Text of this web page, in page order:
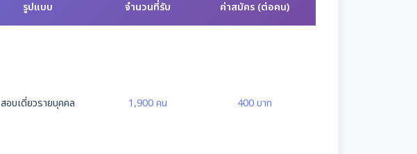
รูปแบบ จำนวนที่รับ ค่าสมัคร (ต่อคน)
สอบเดี่ยวรายบุคคล 1,900 คน 400 บาท